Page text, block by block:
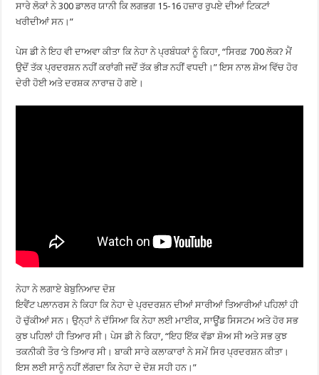
ਸਾਰੇ ਲੋਕਾਂ ਨੇ 300 ਡਾਲਰ ਯਾਨੀ ਕਿ ਲਗਭਗ 15-16 ਹਜ਼ਾਰ ਰੁਪਏ ਦੀਆਂ ਟਿਕਟਾਂ
ਖਰੀਦੀਆਂ ਸਨ।”
ਪੇਸ ਡੀ ਨੇ ਇਹ ਵੀ ਦਾਅਵਾ ਕੀਤਾ ਕਿ ਨੇਹਾ ਨੇ ਪ੍ਰਬੰਧਕਾਂ ਨੂੰ ਕਿਹਾ, “ਸਿਰਫ਼ 700 ਲੋਕ? ਮੈਂ
ਉਦੋਂ ਤੱਕ ਪ੍ਰਦਰਸ਼ਨ ਨਹੀਂ ਕਰਾਂਗੀ ਜਦੋਂ ਤੱਕ ਭੀੜ ਨਹੀਂ ਵਧਦੀ।” ਇਸ ਨਾਲ ਸ਼ੋਅ ਵਿੱਚ ਹੋਰ
ਦੇਰੀ ਹੋਈ ਅਤੇ ਦਰਸ਼ਕ ਨਾਰਾਜ਼ ਹੋ ਗਏ।
ਨੇਹਾ ਨੇ ਲਗਾਏ ਬੇਬੁਨਿਆਦ ਦੋਸ਼
ਇਵੈਂਟ ਪਲਾਨਰਸ ਨੇ ਕਿਹਾ ਕਿ ਨੇਹਾ ਦੇ ਪ੍ਰਦਰਸ਼ਨ ਦੀਆਂ ਸਾਰੀਆਂ ਤਿਆਰੀਆਂ ਪਹਿਲਾਂ ਹੀ
ਹੋ ਚੁੱਕੀਆਂ ਸਨ। ਉਨ੍ਹਾਂ ਨੇ ਦੱਸਿਆ ਕਿ ਨੇਹਾ ਲਈ ਮਾਈਕ, ਸਾਊਂਡ ਸਿਸਟਮ ਅਤੇ ਹੋਰ ਸਭ
ਕੁਝ ਪਹਿਲਾਂ ਹੀ ਤਿਆਰ ਸੀ। ਪੇਸ ਡੀ ਨੇ ਕਿਹਾ, “ਇਹ ਇੱਕ ਵੱਡਾ ਸ਼ੋਅ ਸੀ ਅਤੇ ਸਭ ਕੁਝ
ਤਕਨੀਕੀ ਤੌਰ ‘ਤੇ ਤਿਆਰ ਸੀ। ਬਾਕੀ ਸਾਰੇ ਕਲਾਕਾਰਾਂ ਨੇ ਸਮੇਂ ਸਿਰ ਪ੍ਰਦਰਸ਼ਨ ਕੀਤਾ।
ਇਸ ਲਈ ਸਾਨੂੰ ਨਹੀਂ ਲੱਗਦਾ ਕਿ ਨੇਹਾ ਦੇ ਦੋਸ਼ ਸਹੀ ਹਨ।”